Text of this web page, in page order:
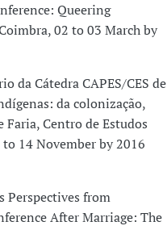
Queering
02 to 03 March by
da Cátedra CAPES/CES de
da colonização,
Centro de Estudos
14 November by 2016
Perspectives from
After Marriage: The